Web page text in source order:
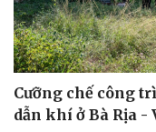
Cưỡng chế công
dẫn khí ở Bà Rịa -